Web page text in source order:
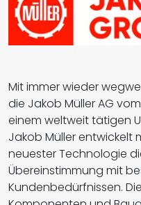
Mit immer wieder
die Jakob Müller AG
einem weltweit tätigen
Jakob Müller entwickelt
neuester Technologie
Übereinstimmung mit
Kundenbedürfnissen.